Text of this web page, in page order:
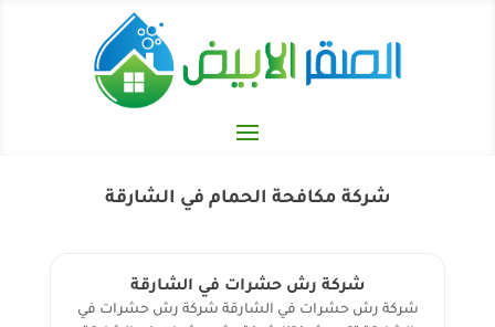
شركة مكافحة الحمام في الشارقة
شركة رش حشرات في الشارقة
شركة رش حشرات في الشارقة شركة رش حشرات في